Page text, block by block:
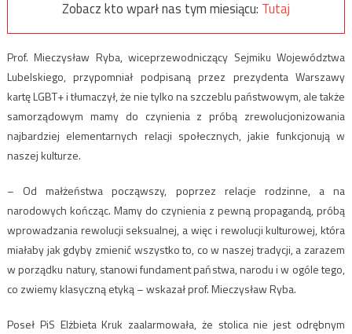
Zobacz kto wparł nas tym miesiącu: Tutaj
Prof. Mieczysław Ryba, wiceprzewodniczący Sejmiku Województwa
Lubelskiego, przypomniał podpisaną przez prezydenta Warszawy
kartę LGBT+ i tłumaczył, że nie tylko na szczeblu państwowym, ale także
samorządowym mamy do czynienia z próbą zrewolucjonizowania
najbardziej elementarnych relacji społecznych, jakie funkcjonują w
naszej kulturze.
– Od małżeństwa począwszy, poprzez relacje rodzinne, a na
narodowych kończąc. Mamy do czynienia z pewną propagandą, próbą
wprowadzania rewolucji seksualnej, a więc i rewolucji kulturowej, która
miałaby jak gdyby zmienić wszystko to, co w naszej tradycji, a zarazem
w porządku natury, stanowi fundament państwa, narodu i w ogóle tego,
co zwiemy klasyczną etyką – wskazał prof. Mieczysław Ryba.
Poseł PiS Elżbieta Kruk zaalarmowała, że stolica nie jest odrębnym